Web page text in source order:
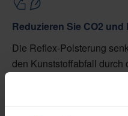
Reduzieren Sie CO2 und
Die Reflex-Polsterung
den Kunststoffabfall durch
100 % recyceltem HDPE,
Dank ihrer hohen
wiederverwendbare